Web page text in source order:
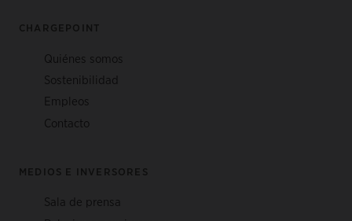
CHARGEPOINT
Quiénes somos
Sostenibilidad
Empleos
Contacto
MEDIOS E INVERSORES
Sala de prensa